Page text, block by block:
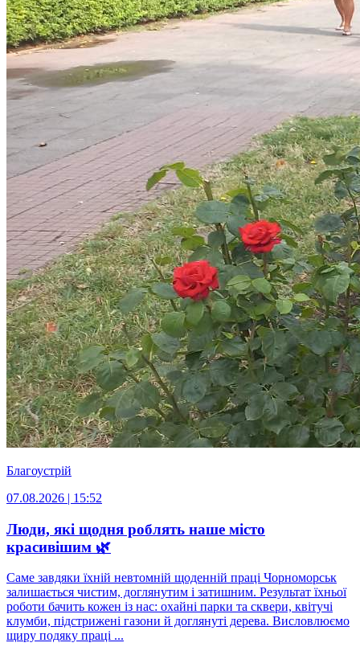
Благоустрій
07.08.2026 | 15:52
Люди, які щодня роблять наше місто
красивішим 🌿
Саме завдяки їхній невтомній щоденній праці Чорноморськ
залишається чистим, доглянутим і затишним. Результат їхньої
роботи бачить кожен із нас: охайні парки та сквери, квітучі
клумби, підстрижені газони й доглянуті дерева. Висловлюємо
щиру подяку праці ...